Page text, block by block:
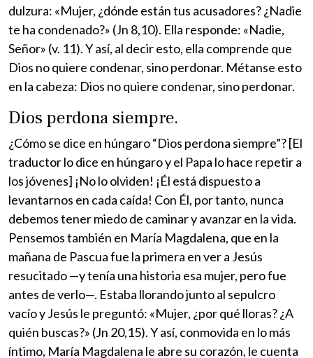
dulzura: «Mujer, ¿dónde están tus acusadores? ¿Nadie
te ha condenado?» (Jn 8,10). Ella responde: «Nadie,
Señor» (v. 11). Y así, al decir esto, ella comprende que
Dios no quiere condenar, sino perdonar. Métanse esto
en la cabeza: Dios no quiere condenar, sino perdonar.
Dios perdona siempre.
¿Cómo se dice en húngaro “Dios perdona siempre”? [El
traductor lo dice en húngaro y el Papa lo hace repetir a
los jóvenes] ¡No lo olviden! ¡Él está dispuesto a
levantarnos en cada caída! Con Él, por tanto, nunca
debemos tener miedo de caminar y avanzar en la vida.
Pensemos también en María Magdalena, que en la
mañana de Pascua fue la primera en ver a Jesús
resucitado —y tenía una historia esa mujer, pero fue
antes de verlo—. Estaba llorando junto al sepulcro
vacío y Jesús le preguntó: «Mujer, ¿por qué lloras? ¿A
quién buscas?» (Jn 20,15). Y así, conmovida en lo más
íntimo, María Magdalena le abre su corazón, le cuenta